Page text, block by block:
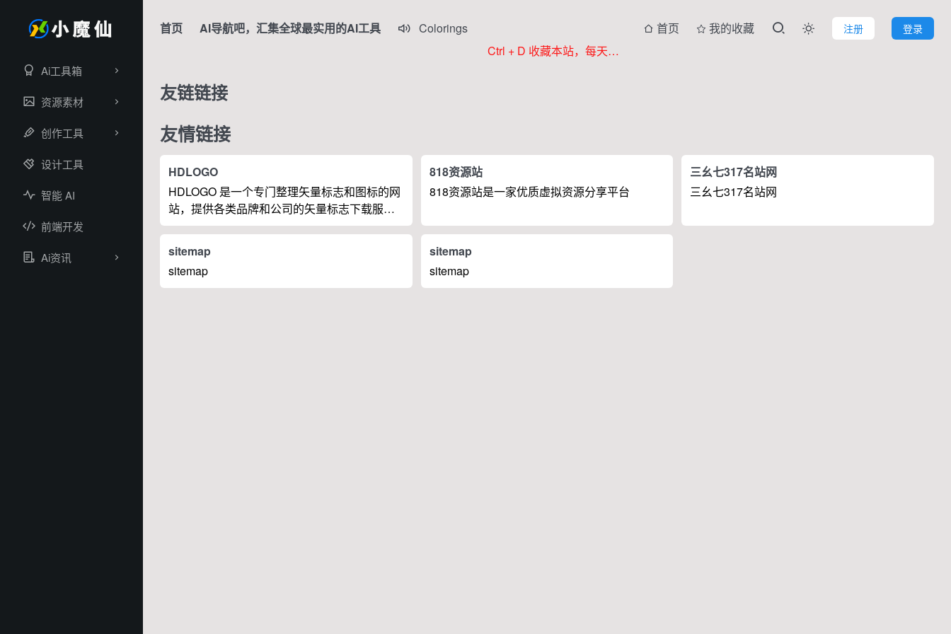
Ai工具箱
资源素材
创作工具
设计工具
智能 AI
前端开发
Ai资讯
首页 AI导航吧，汇集全球最实用的AI工具 
Colorings
登录
注册

首页
我的收藏
Ctrl + D 收藏本站，每天更新好站！
友链链接
友情链接
HDLOGO
HDLOGO 是一个专门整理矢量标志和图标的网
站，提供各类品牌和公司的矢量标志下载服
务，主要面向设计师、营销人员和企业用户，
818资源站
818资源站是一家优质虚拟资源分享平台
三幺七317名站网
三幺七317名站网
sitemap
sitemap
sitemap
sitemap